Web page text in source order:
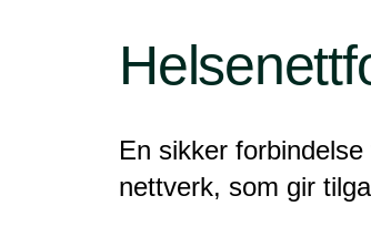
En sikker
nettverk, som gir